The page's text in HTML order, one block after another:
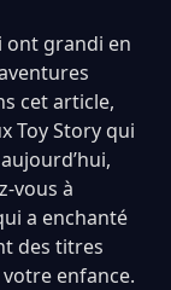
ont grandi en
cet article,
Toy Story qui
vous à
a enchanté
des titres
enfance.